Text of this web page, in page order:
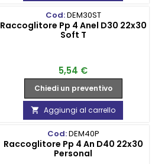
Cod:DEM30ST
Raccoglitore Pp 4 Anel D30 22x30
Soft T
Prezzo
5,54 €
Chiedi un preventivo
 Aggiungi al carrello
Cod:DEM40P
Raccoglitore Pp 4 An D40 22x30
Personal